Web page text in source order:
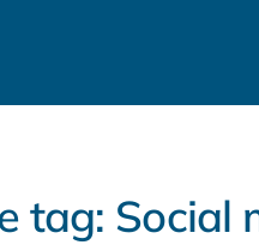
tag: Social